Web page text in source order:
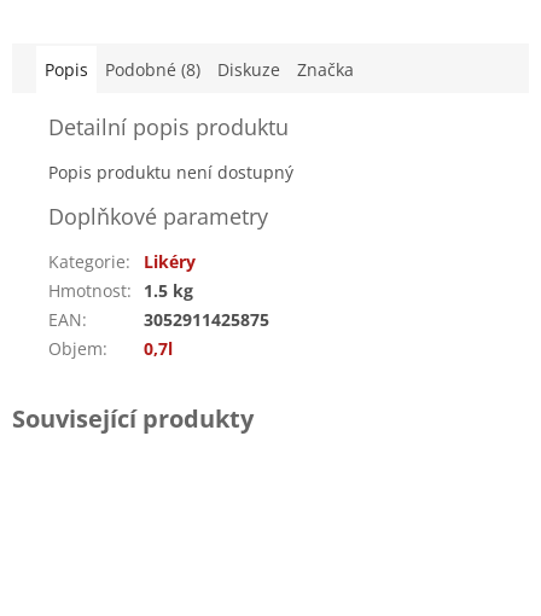
Popis Podobné (8) Diskuze Značka
Detailní popis produktu
Popis produktu není dostupný
Doplňkové parametry
Kategorie:
Likéry
Hmotnost:
1.5 kg
EAN:
3052911425875
Objem: 0,7l
Související produkty